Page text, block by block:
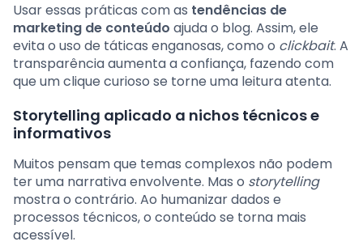
Usar essas práticas com as tendências de
marketing de conteúdo ajuda o blog. Assim, ele
evita o uso de táticas enganosas, como o clickbait. A
transparência aumenta a confiança, fazendo com
que um clique curioso se torne uma leitura atenta.
Storytelling aplicado a nichos técnicos e
informativos
Muitos pensam que temas complexos não podem
ter uma narrativa envolvente. Mas o storytelling
mostra o contrário. Ao humanizar dados e
processos técnicos, o conteúdo se torna mais
acessível.